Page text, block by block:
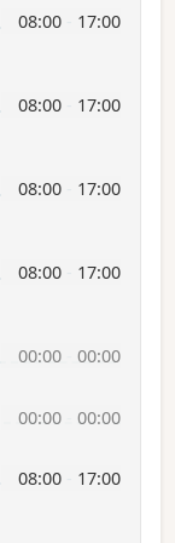
08:00 17:00
08:00 17:00
08:00 17:00
08:00 17:00
00:00 00:00
00:00 00:00
08:00 17:00